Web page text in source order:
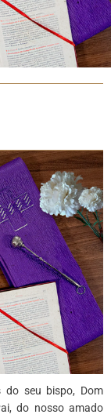
do seu bispo, Dom
do nosso amado